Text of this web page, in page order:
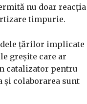
nu doar reacția
timpurie.
țărilor implicate
greșite care ar
catalizator pentru
colaborarea sunt